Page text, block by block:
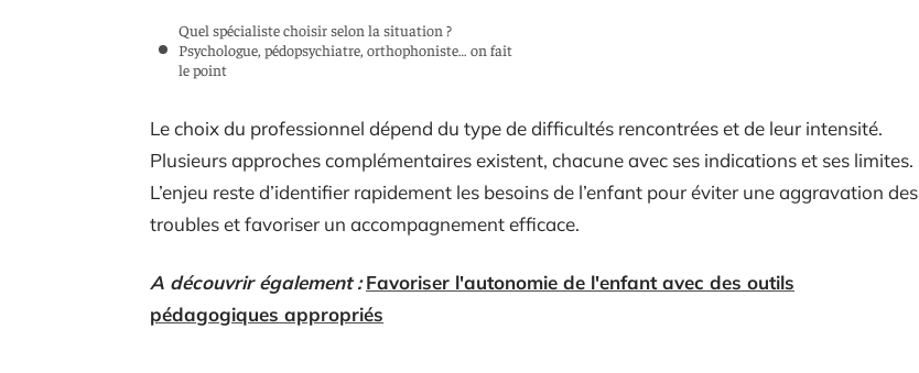
Quel spécialiste choisir selon la situation ?
Psychologue, pédopsychiatre, orthophoniste… on fait
le point
Le choix du professionnel dépend du type de difficultés rencontrées et de leur intensité.
Plusieurs approches complémentaires existent, chacune avec ses indications et ses limites.
L’enjeu reste d’identifier rapidement les besoins de l’enfant pour éviter une aggravation des
troubles et favoriser un accompagnement efficace.
A découvrir également : Favoriser l'autonomie de l'enfant avec des outils
pédagogiques appropriés